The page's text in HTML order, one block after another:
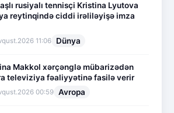
rusiyalı tennisçi Kristina Lyutova
reytinqində ciddi irəliləyişə imza
11:06 Dünya
Makkol xərçənglə mübarizədən
televiziya fəaliyyətinə fasilə verir
00:59 Avropa